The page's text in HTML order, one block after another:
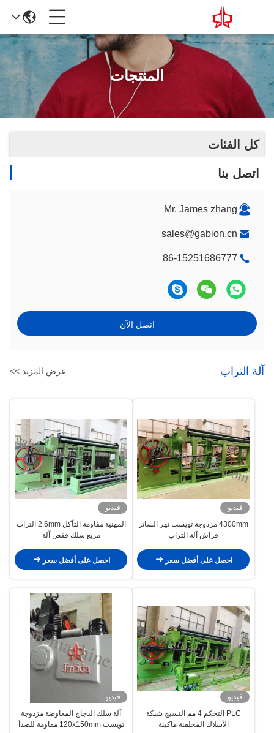
المنتجات
كل الفئات
اتصل بنا
Mr. James zhang
sales@gabion.cn
86-15251686777
اتصل الآن
آلة التراب عرض المزيد >>
فيديو
4300mm مزدوجة تويست نهر الساتر
فراش آلة التراب
احصل على أفضل سعر
فيديو
المهنية مقاومة التآكل 2.6mm التراب
مربع سلك قفص آلة
احصل على أفضل سعر
فيديو
PLC التحكم 4 مم النسيج شبكة
الأسلاك المجلفنة ماكينة
فيديو
آلة سلك الدجاج المعاوضة مزدوجة
تويست 120x150mm مقاومة للصدأ